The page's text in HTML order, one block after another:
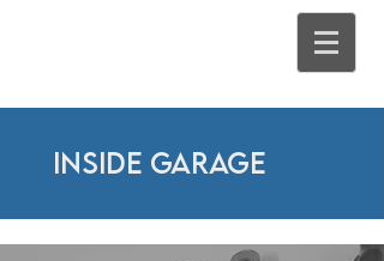
inside garage